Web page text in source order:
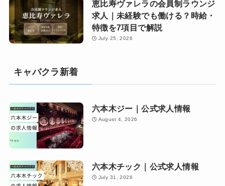
恵比寿ヴァレラの会員制ラウンジ
求人｜未経験でも働ける？時給・
特徴を7項目で解説
July 25, 2026
キャバクラ新着
六本木ジー｜公式求人情報
August 4, 2026
六本木チック｜公式求人情報
July 31, 2026